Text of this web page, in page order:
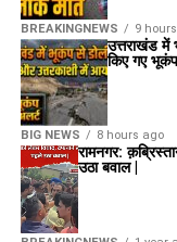
BREAKINGNEWS 9
BIG NEWS 8 hours ago
उत्तराखंड में
किए गए
रामनगर:
उठा बवाल |